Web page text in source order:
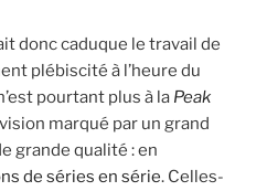
donc caduque le travail de
plébiscité à l’heure du
pourtant plus à la Peak
marqué par un grand
grande qualité : en
de séries en série. Celles-